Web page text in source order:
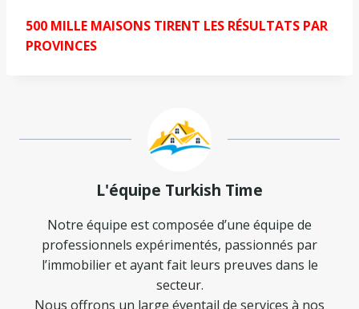
500 MILLE MAISONS TIRENT LES RÉSULTATS PAR
PROVINCES
L'équipe Turkish Time
Notre équipe est composée d’une équipe de
professionnels expérimentés, passionnés par
l’immobilier et ayant fait leurs preuves dans le
secteur.
Nous offrons un large éventail de services à nos